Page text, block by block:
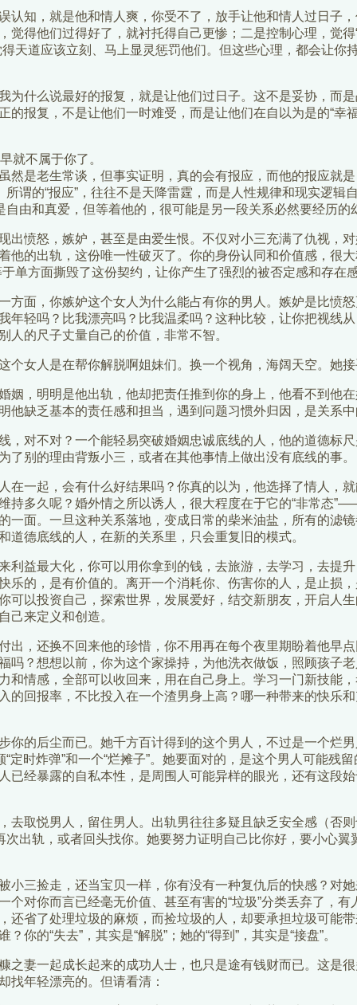
认知，就是他和情人爽，你受不了，放手让他和情人过日子
觉得他们过得好了，就衬托得自己更惨；二是控制心理，觉
天道应该立刻、马上显灵惩罚他们。但这些心理，都会让你
为什么说最好的报复，就是让他们过日子。这不是妥协，而
的报复，不是让他们一时难受，而是让他们在自以为是的“幸
就不属于你了。
然是老生常谈，但事实证明，真的会有报应，而他的报应就是
所谓的“报应”，往往不是天降雷霆，而是人性规律和现实逻辑
自由和真爱，但等着他的，很可能是另一段关系必然要经历的
出愤怒，嫉妒，甚至是由爱生恨。不仅对小三充满了仇视，
他的出轨，这份唯一性破灭了。你的身份认同和价值感，很大
单方面撕毁了这份契约，让你产生了强烈的被否定感和存在
方面，你嫉妒这个女人为什么能占有你的男人。嫉妒是比愤
年轻吗？比我漂亮吗？比我温柔吗？这种比较，让你把视线
人的尺子丈量自己的价值，非常不智。
个女人是在帮你解脱啊姐妹们。换一个视角，海阔天空。她接
姻，明明是他出轨，他却把责任推到你的身上，他看不到他
他缺乏基本的责任感和担当，遇到问题习惯外归因，是关系中
，对不对？一个能轻易突破婚姻忠诚底线的人，他的道德标
了别的理由背叛小三，或者在其他事情上做出没有底线的事。
在一起，会有什么好结果吗？你真的以为，他选择了情人，
持多久呢？婚外情之所以诱人，很大程度在于它的“非常态
一面。一旦这种关系落地，变成日常的柴米油盐，所有的滤
道德底线的人，在新的关系里，只会重复旧的模式。
利益最大化，你可以用你拿到的钱，去旅游，去学习，去提
乐的，是有价值的。离开一个消耗你、伤害你的人，是止损
可以投资自己，探索世界，发展爱好，结交新朋友，开启人
己来定义和创造。
出，还换不回来他的珍惜，你不用再在每个夜里期盼着他早
吗？想想以前，你为这个家操持，为他洗衣做饭，照顾孩子
和情感，全部可以收回来，用在自己身上。学习一门新技能
回报率，不比投入在一个渣男身上高？哪一种带来的快乐
你的后尘而已。她千方百计得到的这个男人，不过是一个烂
“定时炸弹”和一个“烂摊子”。她要面对的，是这个男人可能残
已经暴露的自私本性，是周围人可能异样的眼光，还有这段
去取悦男人，留住男人。出轨男往往多疑且缺乏安全感（否
次出轨，或者回头找你。她要努力证明自己比你好，要小心
小三捡走，还当宝贝一样，你有没有一种复仇后的快感？对
个对你而言已经毫无价值、甚至有害的“垃圾”分类丢弃了，
还省了处理垃圾的麻烦，而捡垃圾的人，却要承担垃圾可能
你的“失去”，其实是“解脱”；她的“得到”，其实是“接盘”。
之妻一起成长起来的成功人士，也只是途有钱财而已。这是
找年轻漂亮的。但请看清：